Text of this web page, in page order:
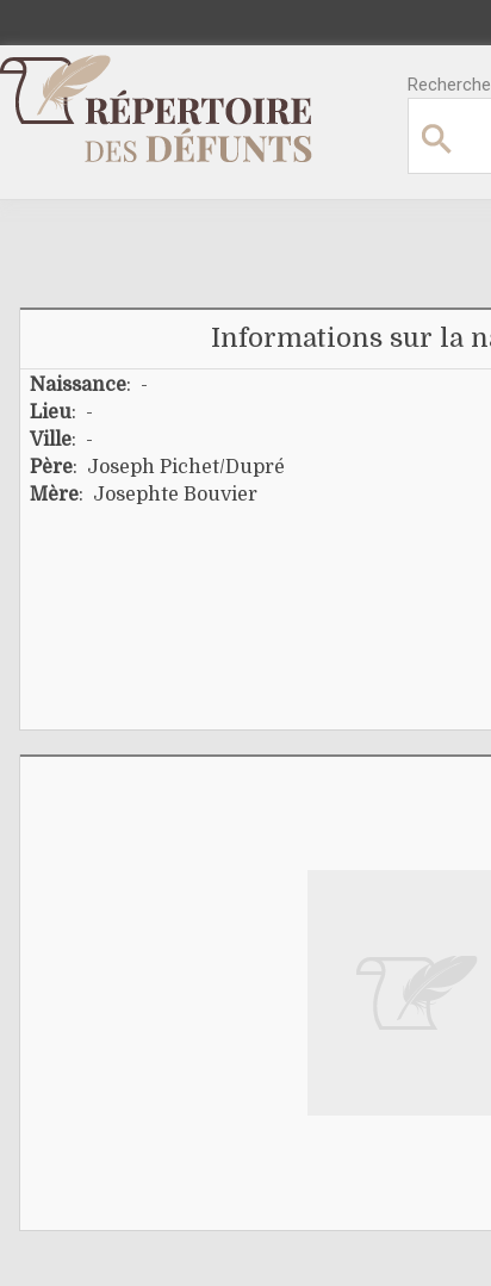
Informations sur la
Naissance: -
Lieu: -
Ville: -
Père: Joseph Pichet/dupré
Mère: Josephte Bouvier